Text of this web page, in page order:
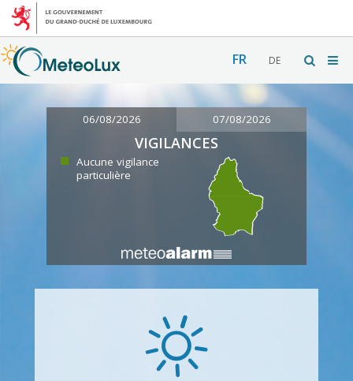
FR DE
06/08/2026 07/08/2026
VIGILANCES
Aucune vigilance
particulière